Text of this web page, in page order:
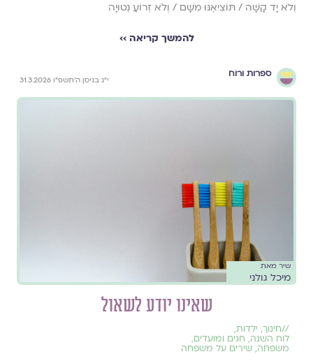
וְלֹא יָד קָשָׁה / תּוֹצִיאֶנּוּ מִשָּׁם / וְלֹא זְרוֹעַ נְטוּיָה
להמשך קריאה ››
ספרות ורוח
י״ג בניסן ה׳תשפ״ו 31.3.2026
שיר מאת
מיכל גולני
שאינו יודע לשאול
//חינוך, ילדוּת,
לוח השנה, חגים ומועדים,
משפחה, שירים על משפחה